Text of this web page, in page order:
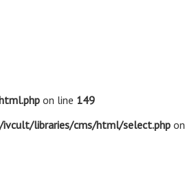
on line 149
libraries/cms/html/select.phpon